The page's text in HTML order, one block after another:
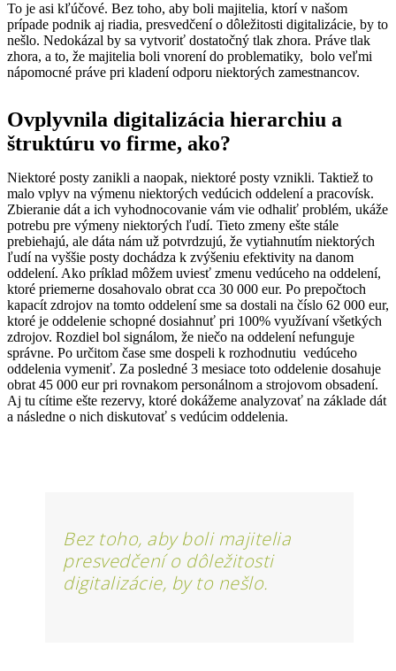
To je asi kľúčové. Bez toho, aby boli majitelia, ktorí v našom
prípade podnik aj riadia, presvedčení o dôležitosti digitalizácie, by to
nešlo. Nedokázal by sa vytvoriť dostatočný tlak zhora. Práve tlak
zhora, a to, že majitelia boli vnorení do problematiky, bolo veľmi
nápomocné práve pri kladení odporu niektorých zamestnancov.
Ovplyvnila digitalizácia hierarchiu a
štruktúru vo firme, ako?
Niektoré posty zanikli a naopak, niektoré posty vznikli. Taktiež to
malo vplyv na výmenu niektorých vedúcich oddelení a pracovísk.
Zbieranie dát a ich vyhodnocovanie vám vie odhaliť problém, ukáže
potrebu pre výmeny niektorých ľudí. Tieto zmeny ešte stále
prebiehajú, ale dáta nám už potvrdzujú, že vytiahnutím niektorých
ľudí na vyššie posty dochádza k zvýšeniu efektivity na danom
oddelení. Ako príklad môžem uviesť zmenu vedúceho na oddelení,
ktoré priemerne dosahovalo obrat cca 30 000 eur. Po prepočtoch
kapacít zdrojov na tomto oddelení sme sa dostali na číslo 62 000 eur,
ktoré je oddelenie schopné dosiahnuť pri 100% využívaní všetkých
zdrojov. Rozdiel bol signálom, že niečo na oddelení nefunguje
správne. Po určitom čase sme dospeli k rozhodnutiu vedúceho
oddelenia vymeniť. Za posledné 3 mesiace toto oddelenie dosahuje
obrat 45 000 eur pri rovnakom personálnom a strojovom obsadení.
Aj tu cítime ešte rezervy, ktoré dokážeme analyzovať na základe dát
a následne o nich diskutovať s vedúcim oddelenia.
Bez toho, aby boli majitelia
presvedčení o dôležitosti
digitalizácie, by to nešlo.